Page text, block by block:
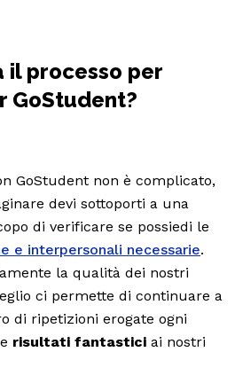
il processo per
GoStudent?
GoStudent non è complicato,
devi sottoporti a una
di verificare se possiedi le
e interpersonali necessarie.
la qualità dei nostri
ci permette di continuare a
di ripetizioni erogate ogni
risultati fantastici ai nostri